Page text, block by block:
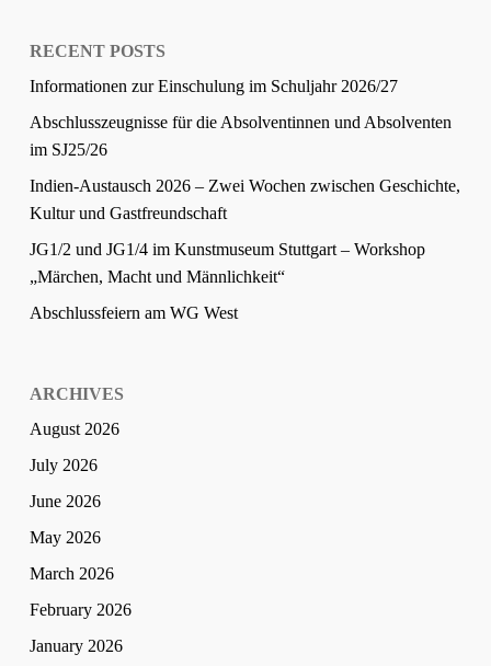
RECENT POSTS
Informationen zur Einschulung im Schuljahr 2026/27
Abschlusszeugnisse für die Absolventinnen und Absolventen
im SJ25/26
Indien-Austausch 2026 – Zwei Wochen zwischen Geschichte,
Kultur und Gastfreundschaft
JG1/2 und JG1/4 im Kunstmuseum Stuttgart – Workshop
„Märchen, Macht und Männlichkeit“
Abschlussfeiern am WG West
ARCHIVES
August 2026
July 2026
June 2026
May 2026
March 2026
February 2026
January 2026